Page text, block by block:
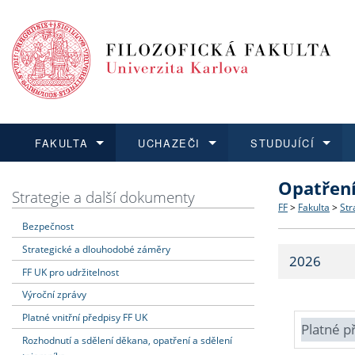
FAKULTA
Dozvědět se více
Struktura
Strategie
Fakultní
UCHAZEČI
Podat přihlášku
Co
Učitelské
STUDUJÍCÍ
Dozvědět se více
Dozvědět se více
O vědě a
Dozvědět se více
Aktuální
Strategie a další dokumenty
Bezpečnost
Strategické a dlouhodobé záměry
FF UK pro udržitelnost
Výroční zprávy
Platné vnitřní předpisy FF UK
Rozhodnutí a sdělení děkana, opatření a sdělení
FF > Fakulta >
2026
Platné